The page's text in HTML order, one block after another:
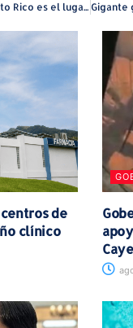
Encuesta de ManpowerGroup muestra que Puerto Rico es el lugar con menos escasez de talento a nivel global
de
clínico